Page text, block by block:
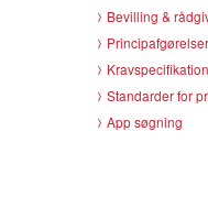
Bevilling &
Standarder for
App søgning